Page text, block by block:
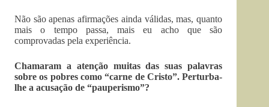
Não são apenas afirmações ainda válidas, mas, quanto
mais o tempo passa, mais eu acho que são
comprovadas pela experiência.
Chamaram a atenção muitas das suas palavras
sobre os pobres como “carne de Cristo”. Perturba-
lhe a acusação de “pauperismo”?